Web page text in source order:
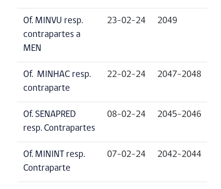
Of. MINVU resp.
contrapartes a
MEN
23-02-24 2049
Of. MINHAC resp.
contraparte
22-02-24 2047-2048
Of. SENAPRED
resp. Contrapartes
08-02-24 2045-2046
Of. MININT resp.
Contraparte
07-02-24 2042-2044